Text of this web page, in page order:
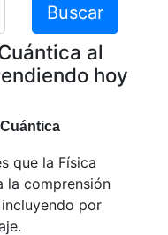
Buscar
al
hoy
que la Física
la comprensión
por